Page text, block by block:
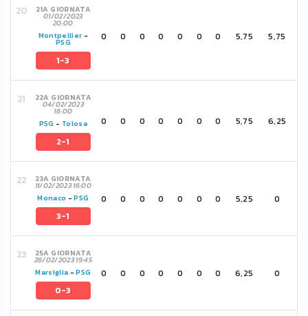
21A GIORNATA
01/02/2023
20:00
Montpellier -
PSG
1-3
0 0 0 0 0 0 0 5,75 5,75
22A GIORNATA
04/02/2023
16:00
PSG - Tolosa
2-1
0 0 0 0 0 0 0 5,75 6,25
23A GIORNATA
11/02/2023 16:00
Monaco -PSG
3-1
0 0 0 0 0 0 0 5,25 0
25A GIORNATA
26/02/2023 19:45
Marsiglia -PSG
0-3
0 0 0 0 0 0 0 6,25 0